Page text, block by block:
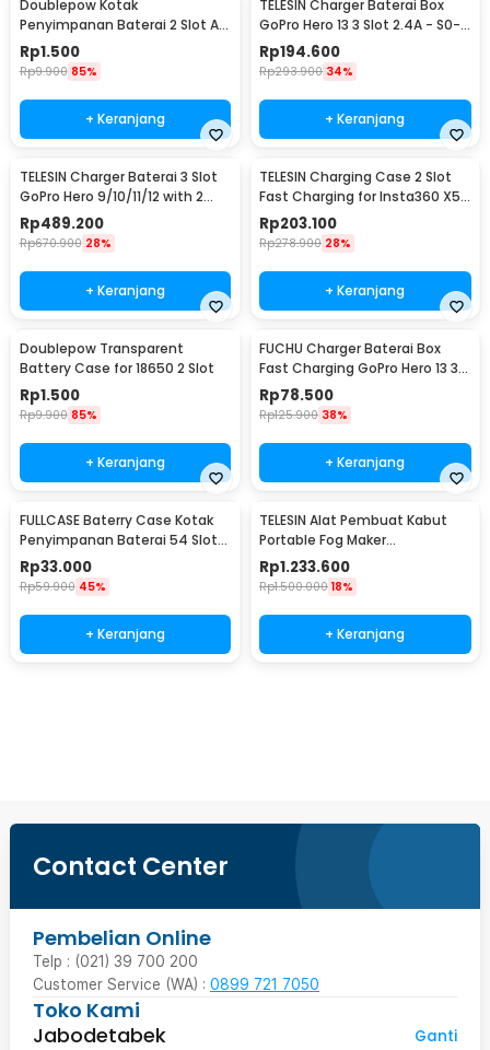
Doublepow Kotak
Penyimpanan Baterai 2 Slot AA
- CY055B
Rp1.500
Rp9.900 85%
+ Keranjang
TELESIN Charger Baterai Box
GoPro Hero 13 3 Slot 2.4A - S0-
BCG-10-TGP
Rp194.600
Rp293.900 34%
+ Keranjang
TELESIN Charger Baterai 3 Slot
GoPro Hero 9/10/11/12 with 2
Batteries - S0-BCG-04-TGP
Rp489.200
Rp670.900 28%
+ Keranjang
TELESIN Charging Case 2 Slot
Fast Charging for Insta360 X5
- S0-BCG-42-TIS
Rp203.100
Rp278.900 28%
+ Keranjang
Doublepow Transparent
Battery Case for 18650 2 Slot
Rp1.500
Rp9.900 85%
+ Keranjang
FUCHU Charger Baterai Box
Fast Charging GoPro Hero 13 3
Slot - JH-GP13
Rp78.500
Rp125.900 38%
+ Keranjang
FULLCASE Baterry Case Kotak
Penyimpanan Baterai 54 Slot
AA AAA - JBC-40AK
Rp33.000
Rp59.900 45%
+ Keranjang
TELESIN Alat Pembuat Kabut
Portable Fog Maker
Photography with Remote -
P5-MCS-27
Rp1.233.600
Rp1.500.000 18%
+ Keranjang
Contact Center
Pembelian Online
Telp : (021) 39 700 200
Customer Service (WA) : 0899 721 7050
Toko Kami
Jabodetabek
Ganti